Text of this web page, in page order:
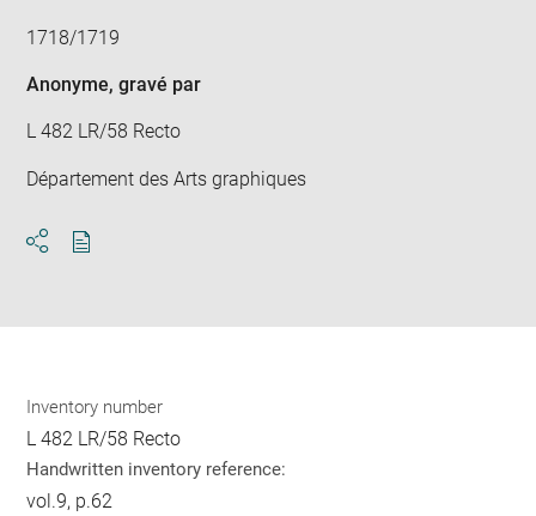
1718/1719
Anonyme, gravé par
L 482 LR/58 Recto
Département des Arts graphiques
Inventory number
L 482 LR/58 Recto
Handwritten inventory reference:
vol.9, p.62